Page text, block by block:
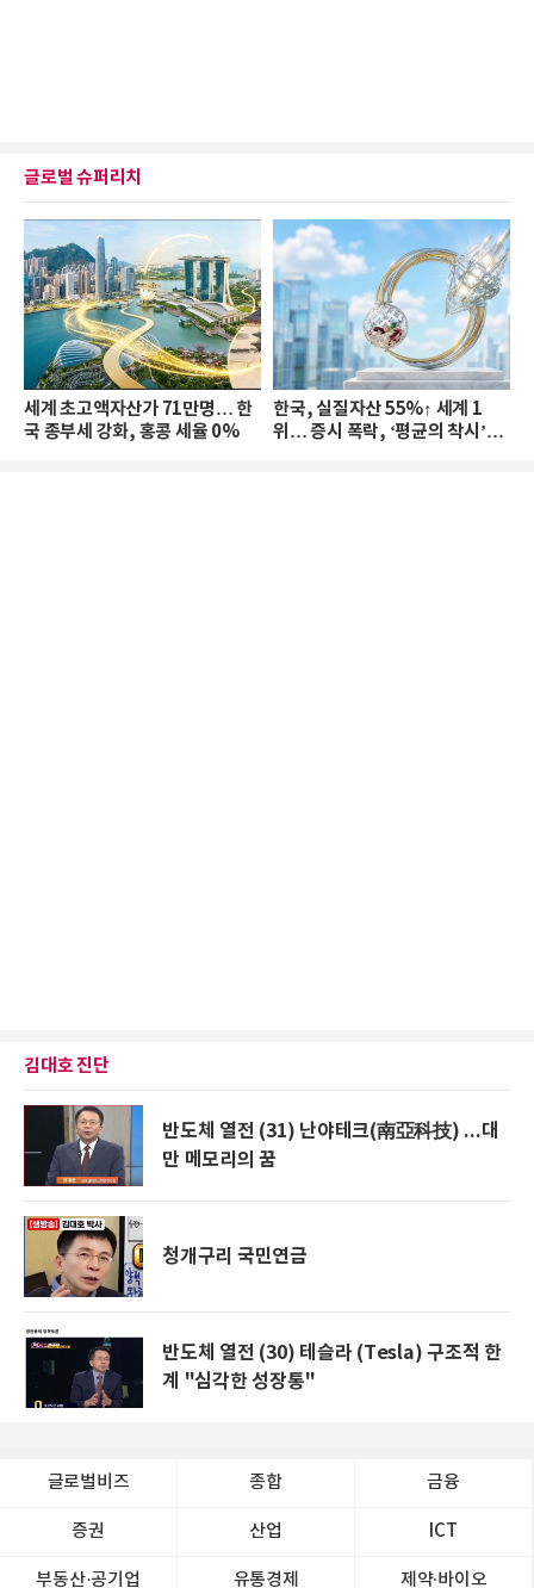
글로벌 슈퍼리치
세계 초고액자산가 71만명… 한
국 종부세 강화, 홍콩 세율 0%
한국, 실질자산 55%↑ 세계 1
위… 증시 폭락, ‘평균의 착시’와
김대호 진단
반도체 열전 (31) 난야테크(南亞科技) ...대
만 메모리의 꿈
청개구리 국민연금
반도체 열전 (30) 테슬라 (Tesla) 구조적 한
계 "심각한 성장통"
글로벌비즈 종합 금융
증권 산업 ICT
부동산·공기업 유통경제 제약∙바이오